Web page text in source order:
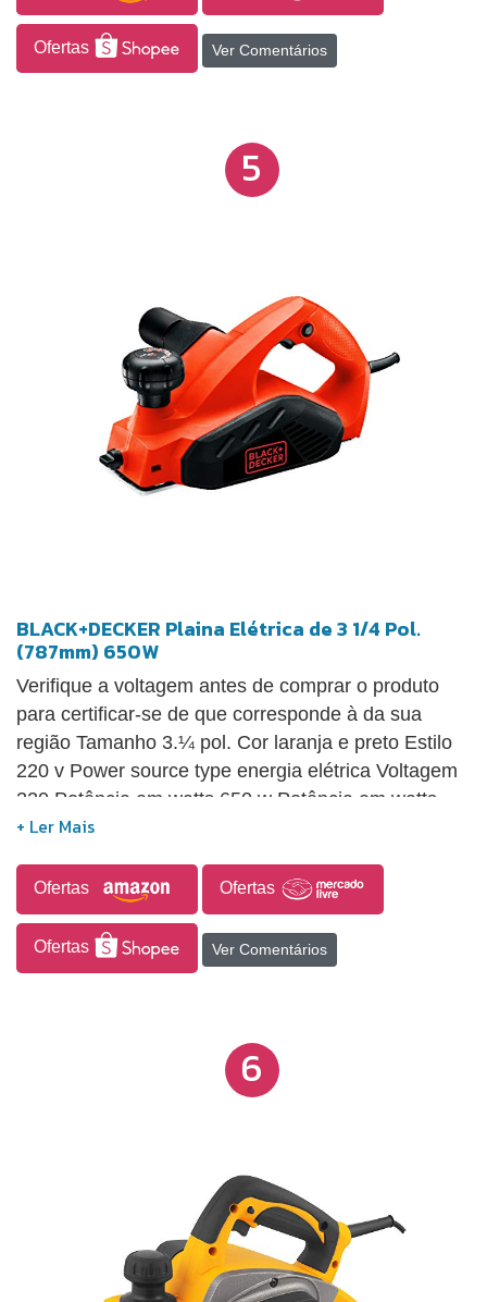
equilíbrio
Ofertas Ver Comentários
5
BLACK+DECKER Plaina Elétrica de 3 1/4 Pol.
(787mm) 650W
Verifique a voltagem antes de comprar o produto
para certificar-se de que corresponde à da sua
região Tamanho 3.¼ pol. Cor laranja e preto Estilo
220 v Power source type energia elétrica Voltagem
220 Potência em watts 650 w Potência em watts
650 w
Ofertas Ofertas
Ofertas Ver Comentários
6